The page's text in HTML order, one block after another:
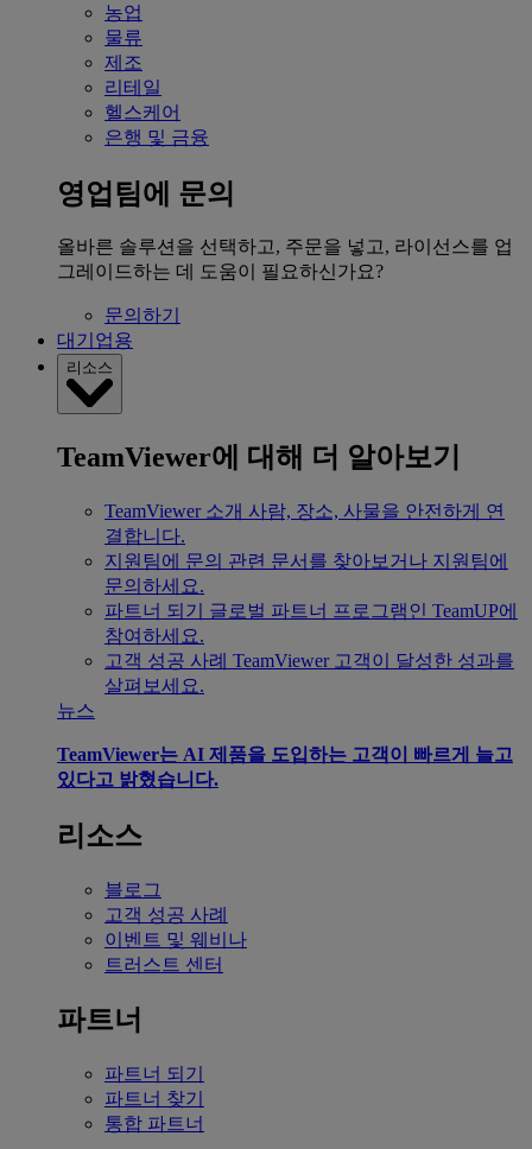
농업
물류
제조
리테일
헬스케어
은행 및 금융
영업팀에 문의
올바른 솔루션을 선택하고, 주문을 넣고, 라이선스를 업
그레이드하는 데 도움이 필요하신가요?
문의하기
대기업용
리소스
TeamViewer에 대해 더 알아보기
TeamViewer 소개 사람, 장소, 사물을 안전하게 연
결합니다.
지원팀에 문의 관련 문서를 찾아보거나 지원팀에
문의하세요.
파트너 되기
글로벌 파트너 프로그램인 TeamUP에
참여하세요.
고객 성공 사례 TeamViewer 고객이 달성한 성과를
살펴보세요.
뉴스
TeamViewer는 AI 제품을 도입하는 고객이 빠르게 늘고
있다고 밝혔습니다.
리소스
블로그
고객 성공 사례
이벤트 및 웨비나
트러스트 센터
파트너
파트너 되기
파트너 찾기
통합 파트너